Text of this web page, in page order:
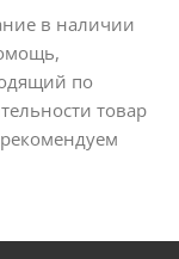
в наличии
по
товар